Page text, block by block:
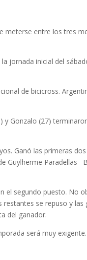
meterse entre los tres
jornada inicial del
de bicicross.
y Gonzalo (27)
Ganó las primeras
Guylherme Paradellas
el segundo puesto. No
se repuso y las
del ganador.
será muy